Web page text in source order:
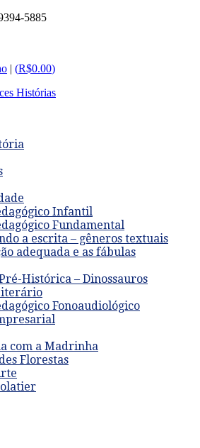
5885
| (R$0.00)
Infantil
Fundamental
a escrita – gêneros textuais
adequada e as fábulas
Histórica – Dinossauros
Fonoaudiológico
com a Madrinha
Florestas